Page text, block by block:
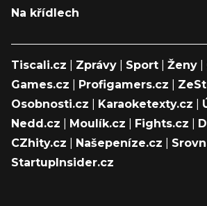
Na křídlech
Tiscali.cz Zprávy Sport Ženy
Games.cz
Profigamers.cz
Osobnosti.cz
Karaoketexty.cz
Nedd.cz
Moulík.cz Fights.cz
CZhity.cz
Našepeníze.cz
StartupInsider.cz